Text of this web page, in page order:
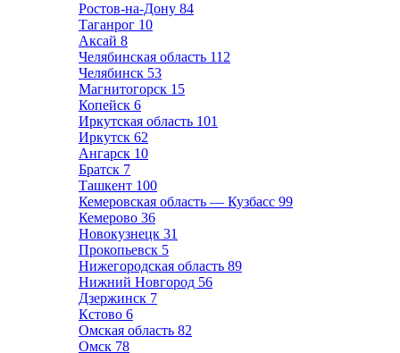
Ростов-на-Дону 84
Таганрог 10
Аксай 8
Челябинская область 112
Челябинск 53
Магнитогорск 15
Копейск 6
Иркутская область 101
Иркутск 62
Ангарск 10
Братск 7
Ташкент 100
Кемеровская область — Кузбасс 99
Кемерово 36
Новокузнецк 31
Прокопьевск 5
Нижегородская область 89
Нижний Новгород 56
Дзержинск 7
Кстово 6
Омская область 82
Омск 78